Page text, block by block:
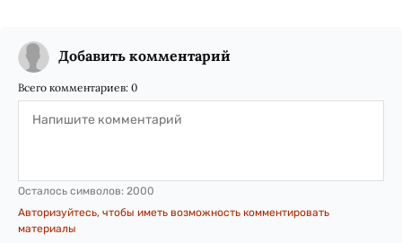
Добавить комментарий
Всего комментариев: 0
Осталось символов: 2000
Авторизуйтесь, чтобы иметь возможность комментировать
материалы